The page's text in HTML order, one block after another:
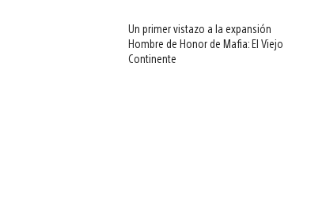
Un primer vistazo a la expansión
Hombre de Honor de Mafia: El Viejo
Continente